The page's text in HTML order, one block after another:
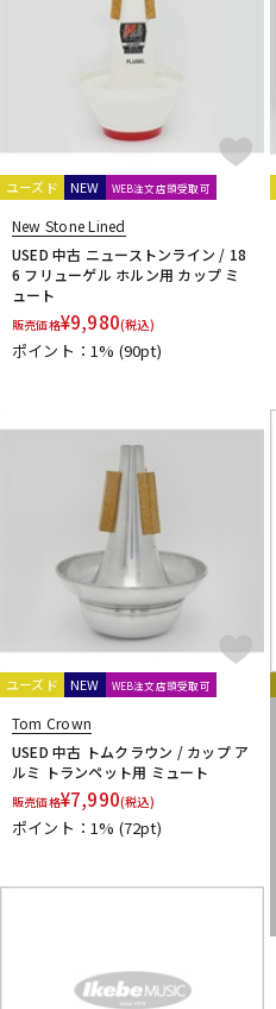
ユーズド NEW WEB注文店頭受取可
New Stone Lined
USED 中古 ニューストンライン / 18
6 フリューゲル ホルン用 カップ ミ
ュート
販売価格¥9,980(税込)
ポイント：1% (90pt)
ユーズド NEW WEB注文店頭受取可
Tom Crown
USED 中古 トムクラウン / カップ ア
ルミ トランペット用 ミュート
販売価格¥7,990(税込)
ポイント：1% (72pt)